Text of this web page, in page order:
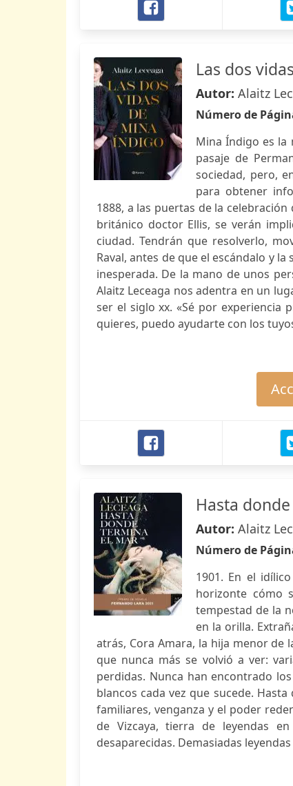
Las dos
Autor: Alaitz
Número de
Mina Índigo es la
pasaje de
sociedad, pero,
para obtener
1888, a las puertas de la
británico doctor Ellis, se verán
ciudad. Tendrán que resolverlo,
Raval, antes de que el escándalo y
inesperada. De la mano de unos
Alaitz Leceaga nos adentra en un
ser el siglo xx. «Sé por experiencia
quieres, puedo ayudarte con los
Hasta
Autor: Alaitz
Número de
1901. En el
horizonte cómo
tempestad de la
en la orilla.
atrás, Cora Amara, la hija menor de
que nunca más se volvió a ver:
perdidas. Nunca han encontrado
blancos cada vez que sucede.
familiares, venganza y el poder
de Vizcaya, tierra de leyendas
desaparecidas. Demasiadas